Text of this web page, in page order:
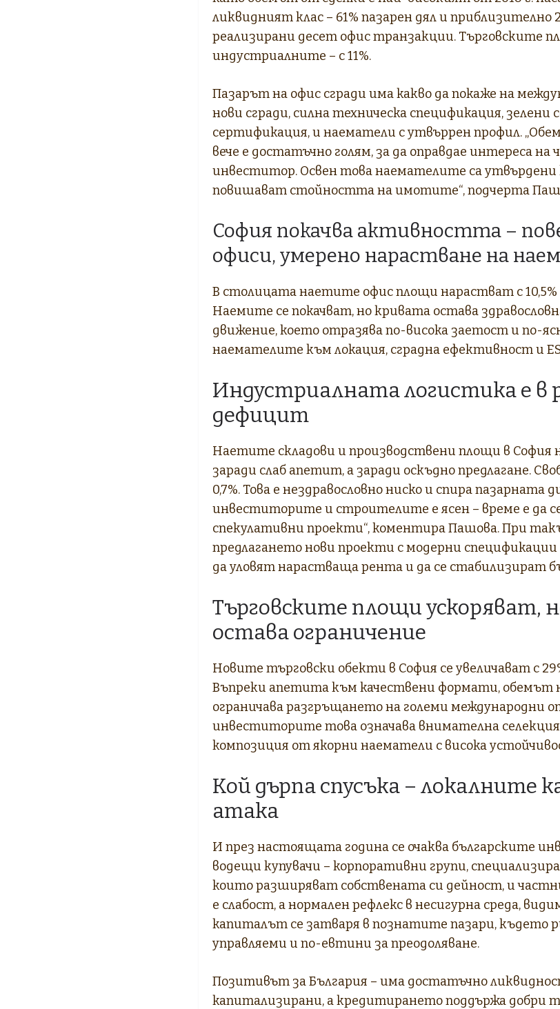
ликвидният клас – 61% пазарен дял и приблизително
реализирани десет офис транзакции. Търговските
индустриалните – с 11%.
Пазарът на офис сгради има какво да покаже на
нови сгради, силна техническа спецификация,
сертификация, и наематели с утвъррен профил.
вече е достатъчно голям, за да оправдае интереса на
инвеститор. Освен това наемателите са утвърдени
повишават стойността на имотите“, подчерта
София покачва активността –
офиси, умерено нарастване на
В столицата наетите офис площи нарастват с 10,5%
Наемите се покачват, но кривата остава
движение, което отразява по-висока заетост и по-
наемателите към локация, сградна ефективност и
Индустриалната логистика е в
дефицит
Наетите складови и производствени площи в София
заради слаб апетит, а заради оскъдно предлагане.
0,7%. Това е нездравословно ниско и спира пазарната
инвеститорите и строителите е ясен – време е да
спекулативни проекти“, коментира Пашова. При
предлагането нови проекти с модерни
да уловят нарастваща рента и да се стабилизират
Търговските площи ускоряват,
остава ограничение
Новите търговски обекти в София се увеличават с
Въпреки апетита към качествени формати, обемът
ограничава разгръщането на големи международни
инвеститорите това означава внимателна
композиция от якорни наематели с висока
Кой дърпа спусъка – локалните
атака
И през настоящата година се очаква българските
водещи купувачи – корпоративни групи,
които разширяват собствената си дейност, и
е слабост, а нормален рефлекс в несигурна среда,
капиталът се затваря в познатите пазари, където
управляеми и по-евтини за преодоляване.
Позитивът за България – има достатъчно
капитализирани, а кредитирането поддържа добри